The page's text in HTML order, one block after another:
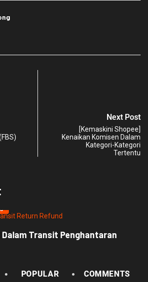
Next Post
[Kemaskini Shopee]
Kenaikan Komisen Dalam
Kategori-Kategori
Tertentu
Transit Penghantaran
POPULAR COMMENTS